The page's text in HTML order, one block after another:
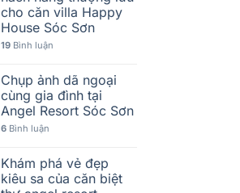
cho căn villa Happy
House Sóc Sơn
19Bình luận
Chụp ảnh dã ngoại
cùng gia đình tại
Angel Resort Sóc Sơn
6Bình luận
Khám phá vẻ đẹp
kiêu sa của căn biệt